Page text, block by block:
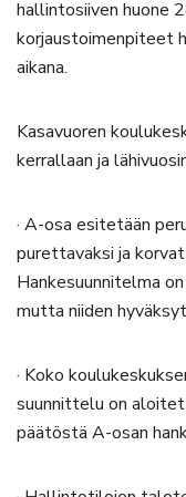
hallintosiiven huone
korjaustoimenpiteet
aikana.
Kasavuoren
kerrallaan ja
· A-osa esitetään
purettavaksi ja
Hankesuunnitelma
mutta niiden
· Koko
suunnittelu on
päätöstä A-osan